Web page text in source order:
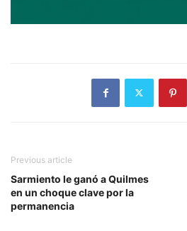
Previous article
Sarmiento le ganó a Quilmes
en un choque clave por la
permanencia